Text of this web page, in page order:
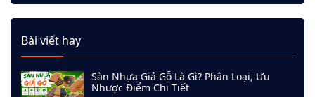
Bài viết hay
Sàn Nhựa Giả Gỗ Là Gì? Phân Loại, Ưu
Nhược Điểm Chi Tiết